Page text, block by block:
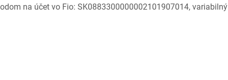
na účet vo Fio: SK0883300000002101907014, variabilný